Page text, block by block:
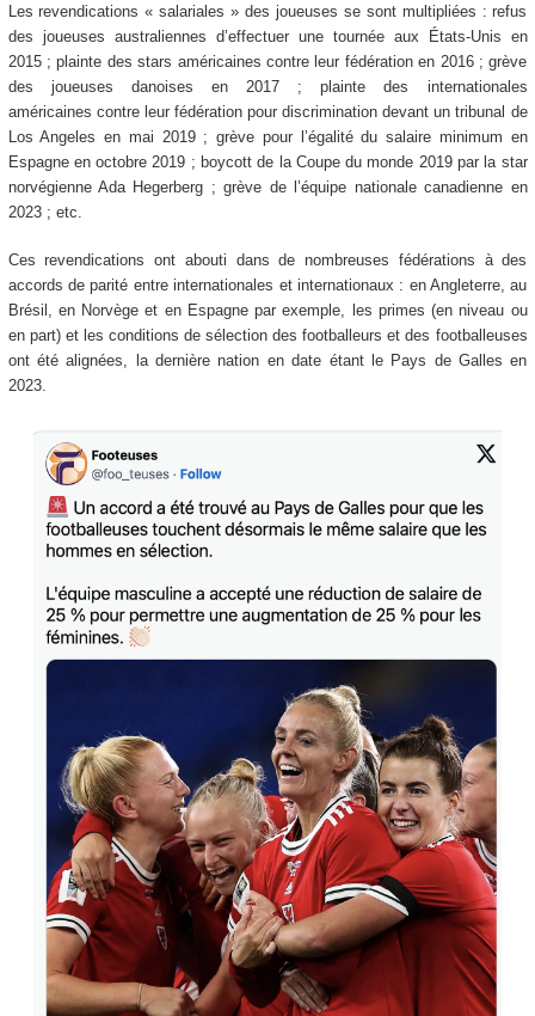
Les revendications « salariales » des joueuses se sont multipliées : refus
des joueuses australiennes d’effectuer une tournée aux États-Unis en
2015 ; plainte des stars américaines contre leur fédération en 2016 ; grève
des joueuses danoises en 2017 ; plainte des internationales
américaines contre leur fédération pour discrimination devant un tribunal de
Los Angeles en mai 2019 ; grève pour l’égalité du salaire minimum en
Espagne en octobre 2019 ; boycott de la Coupe du monde 2019 par la star
norvégienne Ada Hegerberg ; grève de l’équipe nationale canadienne en
2023 ; etc.
Ces revendications ont abouti dans de nombreuses fédérations à des
accords de parité entre internationales et internationaux : en Angleterre, au
Brésil, en Norvège et en Espagne par exemple, les primes (en niveau ou
en part) et les conditions de sélection des footballeurs et des footballeuses
ont été alignées, la dernière nation en date étant le Pays de Galles en
2023.